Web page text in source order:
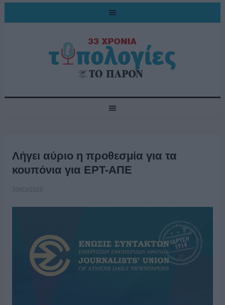
Λήγει αύριο η προθεσμία για τα
κουπόνια για ΕΡΤ-ΑΠΕ
30/03/2026